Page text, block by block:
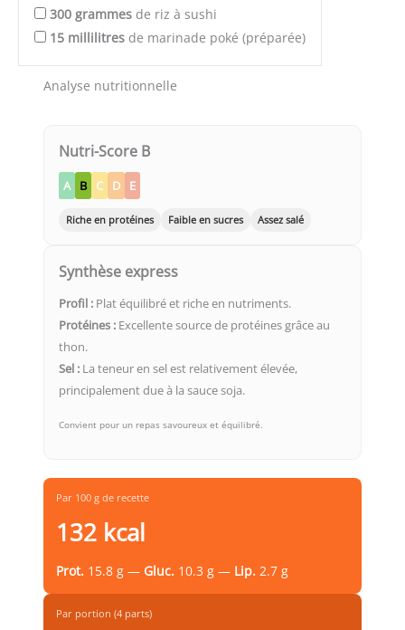
300 grammes de riz à sushi
15 millilitres de marinade poké (préparée)
Analyse nutritionnelle
Nutri-Score B
A B C D E
Riche en protéines Faible en sucres Assez salé
Synthèse express
Profil : Plat équilibré et riche en nutriments.
Protéines : Excellente source de protéines grâce au
thon.
Sel : La teneur en sel est relativement élevée,
principalement due à la sauce soja.
Convient pour un repas savoureux et équilibré.
Par 100 g de recette
132 kcal
Prot. 15.8 g — Gluc. 10.3 g — Lip. 2.7 g
Par portion (4 parts)